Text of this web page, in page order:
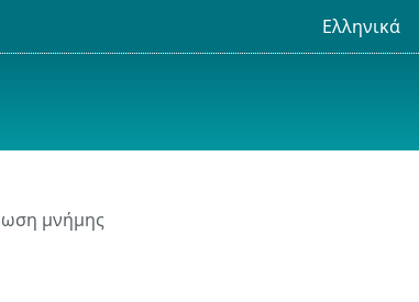
Ελληνικά
μνήμης